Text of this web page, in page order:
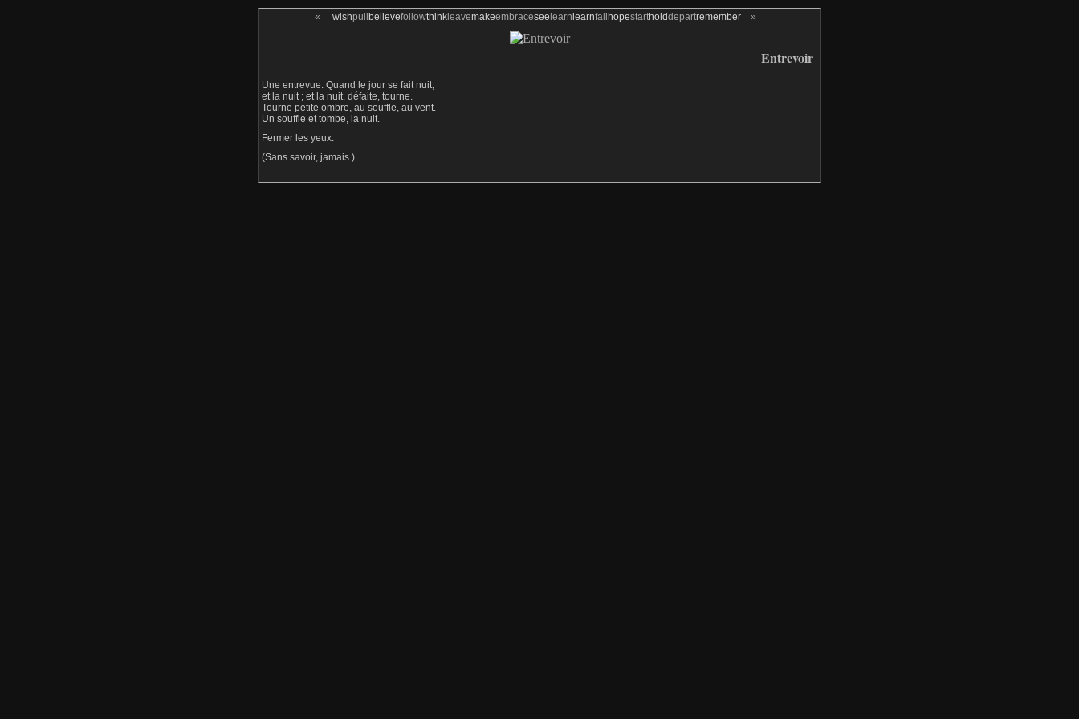
« wishpull believefollowthinkleavemakeembracesee learn learnfall hopestartholddepartremember »
Entrevoir
Une entrevue. Quand le jour se fait nuit,
et la nuit ; et la nuit, défaite, tourne.
Tourne petite ombre, au souffle, au vent.
Un souffle et tombe, la nuit.
Fermer les yeux.
(Sans savoir, jamais.)